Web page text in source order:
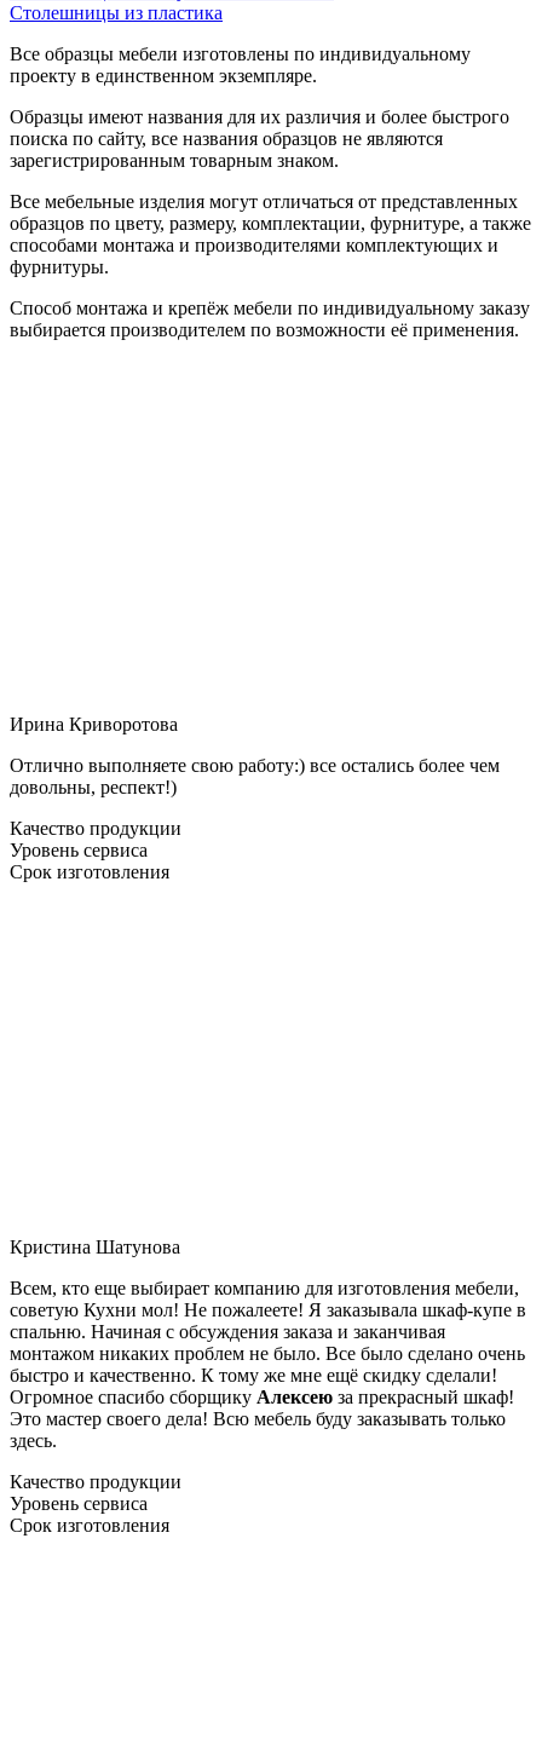
Столешницы из пластика
Все образцы мебели изготовлены по индивидуальному
проекту в единственном экземпляре.
Образцы имеют названия для их различия и более быстрого
поиска по сайту, все названия образцов не являются
зарегистрированным товарным знаком.
Все мебельные изделия могут отличаться от представленных
образцов по цвету, размеру, комплектации, фурнитуре, а также
способами монтажа и производителями комплектующих и
фурнитуры.
Способ монтажа и крепёж мебели по индивидуальному заказу
выбирается производителем по возможности её применения.
Ирина Криворотова
Отлично выполняете свою работу:) все остались более чем
довольны, респект!)
Качество продукции
Уровень сервиса
Срок изготовления
Кристина Шатунова
Всем, кто еще выбирает компанию для изготовления мебели,
советую Кухни мол! Не пожалеете! Я заказывала шкаф-купе в
спальню. Начиная с обсуждения заказа и заканчивая
монтажом никаких проблем не было. Все было сделано очень
быстро и качественно. К тому же мне ещё скидку сделали!
Огромное спасибо сборщику Алексею за прекрасный шкаф!
Это мастер своего дела! Всю мебель буду заказывать только
здесь.
Качество продукции
Уровень сервиса
Срок изготовления